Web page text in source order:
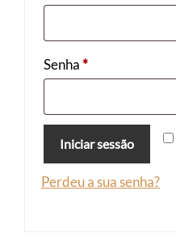
Senha*Obrigatório
Iniciar sessão
Perdeu a sua senha?